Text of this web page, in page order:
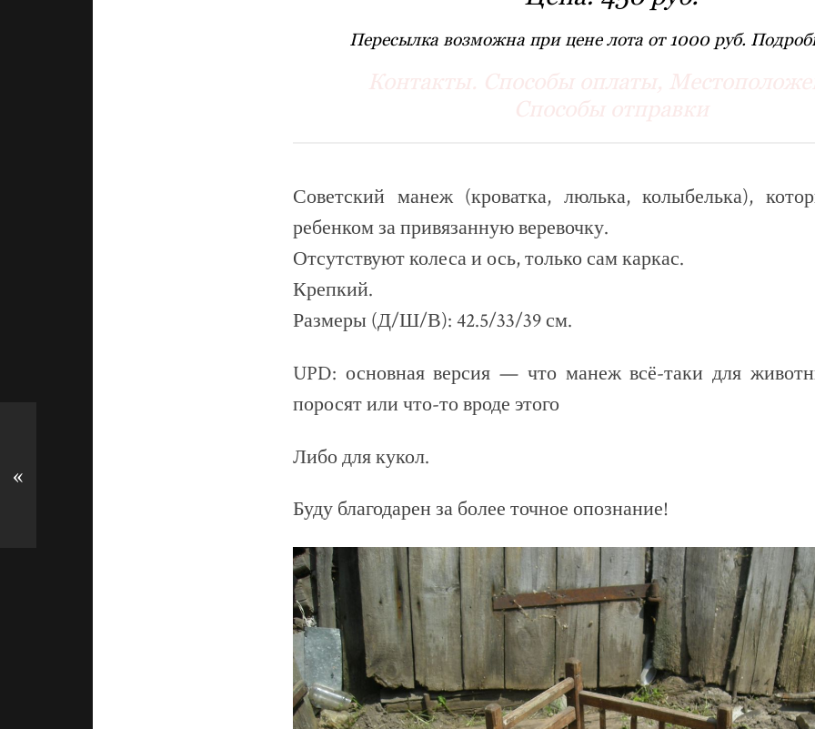
Пересылка возможна при цене лота от 1000 руб.
Советский манеж (кроватка, люлька, колыбелька),
ребенком за привязанную веревочку.
Отсутствуют колеса и ось, только сам каркас.
Крепкий.
Размеры (Д/Ш/В): 42.5/33/39 см.
UPD: основная версия — что манеж всё-таки для
поросят или что-то вроде этого
Либо для кукол.
Буду благодарен за более точное опознание!
«